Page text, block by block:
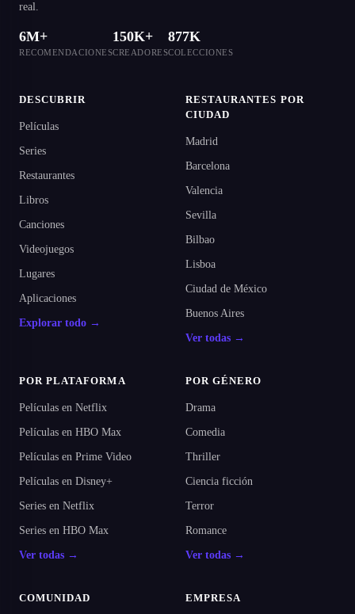
real.
6M+
RECOMENDACIONES
150K+
CREADORES
877K
COLECCIONES
DESCUBRIR
Películas
Series
Restaurantes
Libros
Canciones
Videojuegos
Lugares
Aplicaciones
Explorar todo →
RESTAURANTES POR
CIUDAD
Madrid
Barcelona
Valencia
Sevilla
Bilbao
Lisboa
Ciudad de México
Buenos Aires
Ver todas →
POR PLATAFORMA
Películas en Netflix
Películas en HBO Max
Películas en Prime Video
Películas en Disney+
Series en Netflix
Series en HBO Max
Ver todas →
POR GÉNERO
Drama
Comedia
Thriller
Ciencia ficción
Terror
Romance
Ver todas →
COMUNIDAD EMPRESA